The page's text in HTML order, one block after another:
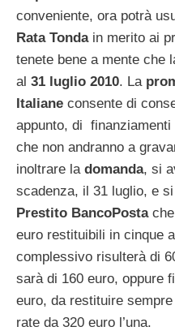
conveniente, ora potrà
Rata Tondain merito ai
tenete bene a mente che
al 31 luglio 2010. La
Italiane consente di
appunto, di
che non andranno a
inoltrare la domanda, si
scadenza, il 31 luglio, e
Prestito BancoPostache
euro restituibili in cinque
complessivo risulterà di
sarà di 160 euro, oppure
euro, da restituire
rate da 320 euro l’una.